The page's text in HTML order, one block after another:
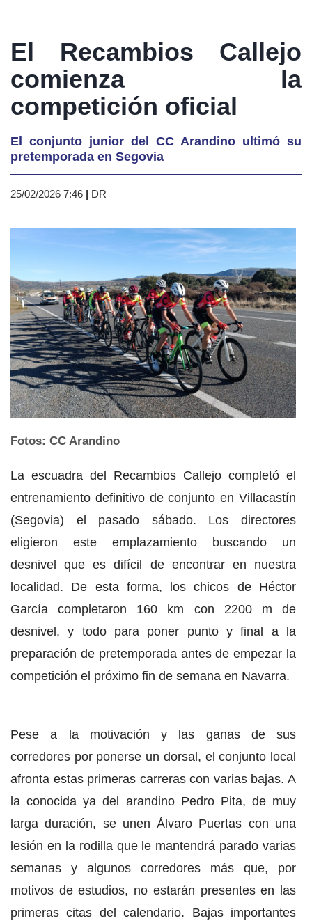
El Recambios Callejo
comienza la
competición oficial
El conjunto junior del CC Arandino ultimó su
pretemporada en Segovia
25/02/2026 7:46 | DR
Fotos: CC Arandino
La escuadra del Recambios Callejo completó el
entrenamiento definitivo de conjunto en Villacastín
(Segovia) el pasado sábado. Los directores
eligieron este emplazamiento buscando un
desnivel que es difícil de encontrar en nuestra
localidad. De esta forma, los chicos de Héctor
García completaron 160 km con 2200 m de
desnivel, y todo para poner punto y final a la
preparación de pretemporada antes de empezar la
competición el próximo fin de semana en Navarra.
Pese a la motivación y las ganas de sus
corredores por ponerse un dorsal, el conjunto local
afronta estas primeras carreras con varias bajas. A
la conocida ya del arandino Pedro Pita, de muy
larga duración, se unen Álvaro Puertas con una
lesión en la rodilla que le mantendrá parado varias
semanas y algunos corredores más que, por
motivos de estudios, no estarán presentes en las
primeras citas del calendario. Bajas importantes